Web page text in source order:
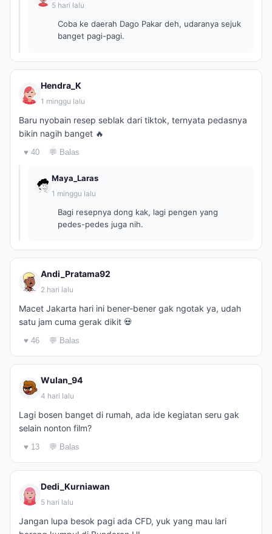
5 hari lalu
Coba ke daerah Dago Pakar deh, udaranya sejuk
banget pagi-pagi.
Hendra_K
1 minggu lalu
Baru nyobain resep seblak dari tiktok, ternyata pedasnya
bikin nagih banget 🔥
♥ 40 💬 Balas
Maya_Laras
1 minggu lalu
Bagi resepnya dong kak, lagi pengen yang
pedes-pedes juga nih.
Andi_Pratama92
2 hari lalu
Macet Jakarta hari ini bener-bener gak ngotak ya, udah
satu jam cuma gerak dikit 💀
♥ 46 💬 Balas
Wulan_94
4 hari lalu
Lagi bosen banget di rumah, ada ide kegiatan seru gak
selain nonton film?
♥ 13 💬 Balas
Dedi_Kurniawan
5 hari lalu
Jangan lupa besok pagi ada CFD, yuk yang mau lari